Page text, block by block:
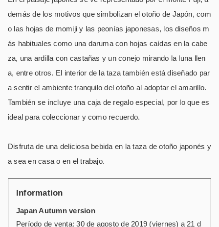
demás de los motivos que simbolizan el otoño de Japón, com
o las hojas de momiji y las peonías japonesas, los diseños m
ás habituales como una daruma con hojas caídas en la cabe
za, una ardilla con castañas y un conejo mirando la luna llen
a, entre otros. El interior de la taza también está diseñado par
a sentir el ambiente tranquilo del otoño al adoptar el amarillo.
También se incluye una caja de regalo especial, por lo que es
ideal para coleccionar y como recuerdo.
Disfruta de una deliciosa bebida en la taza de otoño japonés y
a sea en casa o en el trabajo.
Information
Japan Autumn version
Período de venta: 30 de agosto de 2019 (viernes) a 21 d